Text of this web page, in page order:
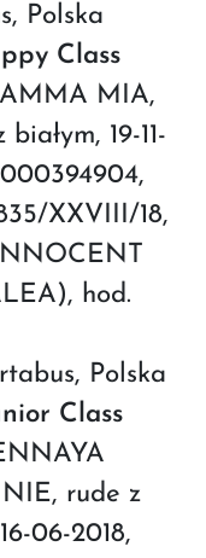
Polska
Class
MIA,
19-11-
XXVIII/18,
hod.
Polska
Class
rude z
06-2018,